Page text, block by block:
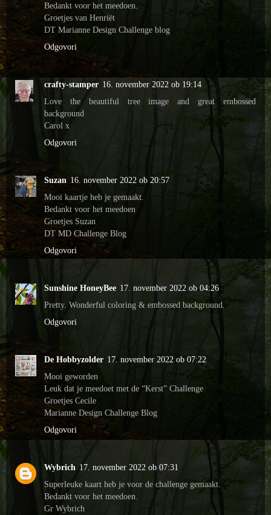
Bedankt voor het meedoen.
Groetjes van Henriët
DT Marianne Design Challenge blog
Odgovori
crafty-stamper 16. november 2022 ob 19:14
Love the beautiful tree image and great embossed
background
Carol x
Odgovori
Suzan 16. november 2022 ob 20:57
Mooi kaartje heb je gemaakt.
Bedankt voor het meedoen
Groetjes Suzan
DT MD Challenge Blog
Odgovori
Sunshine HoneyBee 17. november 2022 ob 04:26
Pretty. Wonderful coloring & embossed background.
Odgovori
De Hobbyzolder 17. november 2022 ob 07:22
Mooi geworden
Leuk dat je meedoet met de “Kerst” Challenge
Groetjes Cecile
Marianne Design Challenge Blog
Odgovori
Wybrich 17. november 2022 ob 07:31
Superleuke kaart heb je voor de challenge gemaakt.
Bedankt voor het meedoen.
Gr Wybrich